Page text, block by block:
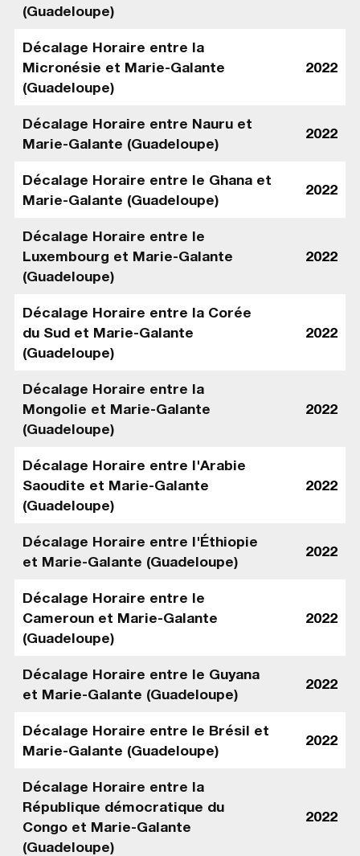
(Guadeloupe)
Décalage Horaire entre la
Micronésie et Marie-Galante
(Guadeloupe)
2022
Décalage Horaire entre Nauru et
Marie-Galante (Guadeloupe)
2022
Décalage Horaire entre le Ghana et
Marie-Galante (Guadeloupe)
2022
Décalage Horaire entre le
Luxembourg et Marie-Galante
(Guadeloupe)
2022
Décalage Horaire entre la Corée
du Sud et Marie-Galante
(Guadeloupe)
2022
Décalage Horaire entre la
Mongolie et Marie-Galante
(Guadeloupe)
2022
Décalage Horaire entre l'Arabie
Saoudite et Marie-Galante
(Guadeloupe)
2022
Décalage Horaire entre l'Éthiopie
et Marie-Galante (Guadeloupe)
2022
Décalage Horaire entre le
Cameroun et Marie-Galante
(Guadeloupe)
2022
Décalage Horaire entre le Guyana
et Marie-Galante (Guadeloupe)
2022
Décalage Horaire entre le Brésil et
Marie-Galante (Guadeloupe)
2022
Décalage Horaire entre la
République démocratique du
Congo et Marie-Galante
(Guadeloupe)
2022